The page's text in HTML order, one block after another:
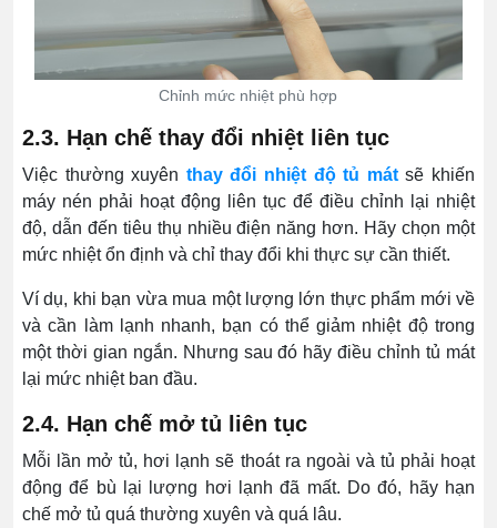
Chỉnh mức nhiệt phù hợp
2.3. Hạn chế thay đổi nhiệt liên tục
Việc thường xuyên thay đổi nhiệt độ tủ mátsẽ khiến
máy nén phải hoạt động liên tục để điều chỉnh lại nhiệt
độ, dẫn đến tiêu thụ nhiều điện năng hơn. Hãy chọn một
mức nhiệt ổn định và chỉ thay đổi khi thực sự cần thiết.
Ví dụ, khi bạn vừa mua một lượng lớn thực phẩm mới về
và cần làm lạnh nhanh, bạn có thể giảm nhiệt độ trong
một thời gian ngắn. Nhưng sau đó hãy điều chỉnh tủ mát
lại mức nhiệt ban đầu.
2.4. Hạn chế mở tủ liên tục
Mỗi lần mở tủ, hơi lạnh sẽ thoát ra ngoài và tủ phải hoạt
động để bù lại lượng hơi lạnh đã mất. Do đó, hãy hạn
chế mở tủ quá thường xuyên và quá lâu.